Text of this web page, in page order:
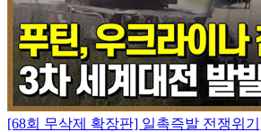
[68회 무삭제 확장판] 일촉즉발 전쟁위